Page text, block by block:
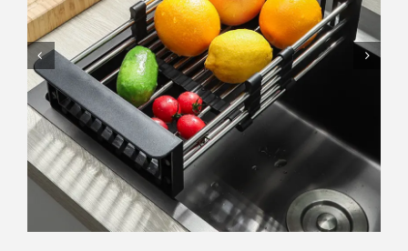
Kamere
Medicinska oprema
Sport i razonoda